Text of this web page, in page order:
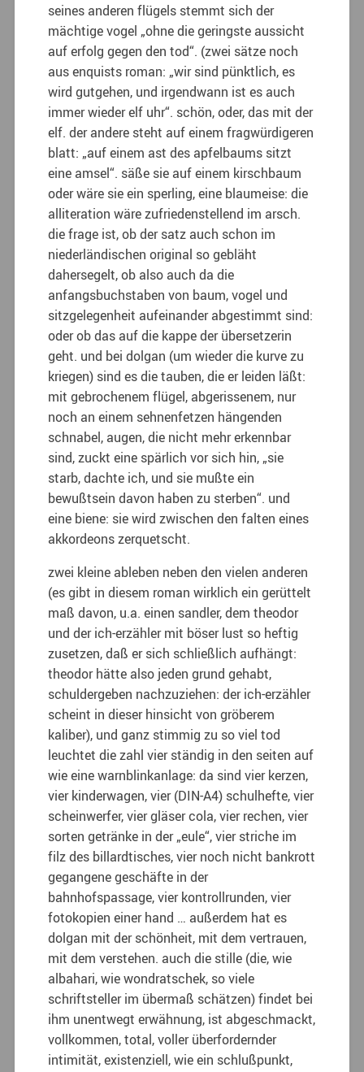
seines anderen flügels stemmt sich der
mächtige vogel „ohne die geringste aussicht
auf erfolg gegen den tod“. (zwei sätze noch
aus enquists roman: „wir sind pünktlich, es
wird gutgehen, und irgendwann ist es auch
immer wieder elf uhr“. schön, oder, das mit der
elf. der andere steht auf einem fragwürdigeren
blatt: „auf einem ast des apfelbaums sitzt
eine amsel“. säße sie auf einem kirschbaum
oder wäre sie ein sperling, eine blaumeise: die
alliteration wäre zufriedenstellend im arsch.
die frage ist, ob der satz auch schon im
niederländischen original so gebläht
dahersegelt, ob also auch da die
anfangsbuchstaben von baum, vogel und
sitzgelegenheit aufeinander abgestimmt sind:
oder ob das auf die kappe der übersetzerin
geht. und bei dolgan (um wieder die kurve zu
kriegen) sind es die tauben, die er leiden läßt:
mit gebrochenem flügel, abgerissenem, nur
noch an einem sehnenfetzen hängenden
schnabel, augen, die nicht mehr erkennbar
sind, zuckt eine spärlich vor sich hin, „sie
starb, dachte ich, und sie mußte ein
bewußtsein davon haben zu sterben“. und
eine biene: sie wird zwischen den falten eines
akkordeons zerquetscht.
zwei kleine ableben neben den vielen anderen
(es gibt in diesem roman wirklich ein gerüttelt
maß davon, u.a. einen sandler, dem theodor
und der ich-erzähler mit böser lust so heftig
zusetzen, daß er sich schließlich aufhängt:
theodor hätte also jeden grund gehabt,
schuldergeben nachzuziehen: der ich-erzähler
scheint in dieser hinsicht von gröberem
kaliber), und ganz stimmig zu so viel tod
leuchtet die zahl vier ständig in den seiten auf
wie eine warnblinkanlage: da sind vier kerzen,
vier kinderwagen, vier (DIN-A4) schulhefte, vier
scheinwerfer, vier gläser cola, vier rechen, vier
sorten getränke in der „eule“, vier striche im
filz des billardtisches, vier noch nicht bankrott
gegangene geschäfte in der
bahnhofspassage, vier kontrollrunden, vier
fotokopien einer hand … außerdem hat es
dolgan mit der schönheit, mit dem vertrauen,
mit dem verstehen. auch die stille (die, wie
albahari, wie wondratschek, so viele
schriftsteller im übermaß schätzen) findet bei
ihm unentwegt erwähnung, ist abgeschmackt,
vollkommen, total, voller überfordernder
intimität, existenziell, wie ein schlußpunkt,